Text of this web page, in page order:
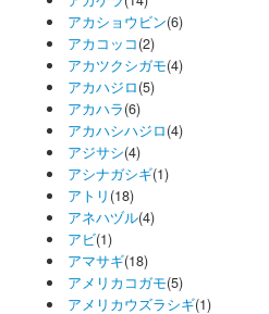
アカショウビン(6)
アカコッコ(2)
アカツクシガモ(4)
アカハジロ(5)
アカハラ(6)
アカハシハジロ(4)
アジサシ(4)
アシナガシギ(1)
アトリ (18)
アネハヅル(4)
アビ(1)
アマサギ(18)
アメリカコガモ(5)
アメリカウズラシギ(1)